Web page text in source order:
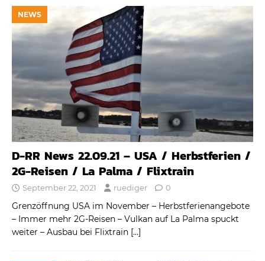
NEWS
D-RR News 22.09.21 – USA / Herbstferien /
2G-Reisen / La Palma / Flixtrain
September 22, 2021 ruediger 0
Grenzöffnung USA im November – Herbstferienangebote
– Immer mehr 2G-Reisen – Vulkan auf La Palma spuckt
weiter – Ausbau bei Flixtrain […]